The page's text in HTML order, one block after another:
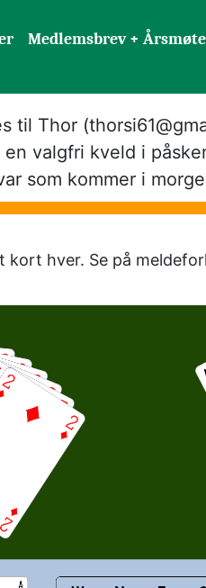
Medlemsbrev + Årsmøte
til Thor
valgfri kveld i
som kommer i
kort hver. Se på